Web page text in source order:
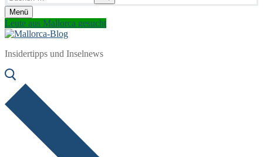
Menü
Leute aus Mallorca gesucht
Insidertipps und Inselnews